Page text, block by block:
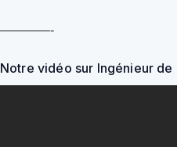
————-
Notre vidéo sur Ingénieur de